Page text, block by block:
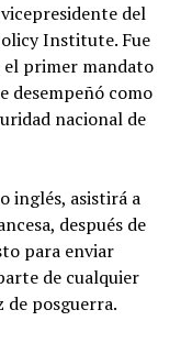
del
Institute. Fue
el primer mandato
desempeñó como
nacional de
inglés, asistirá a
después de
para enviar
de cualquier
posguerra.